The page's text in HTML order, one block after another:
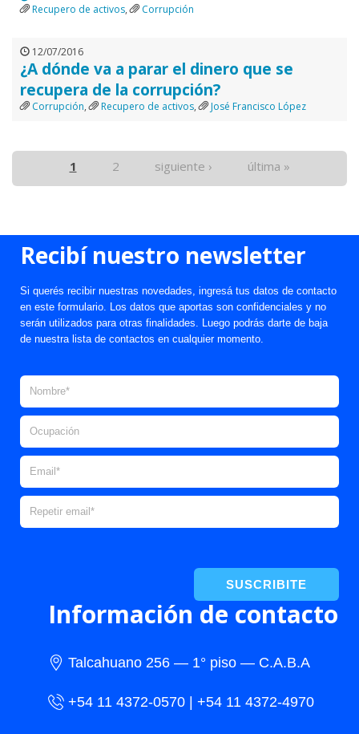
Recupero de activos, Corrupción
12/07/2016
¿A dónde va a parar el dinero que se
recupera de la corrupción?
Corrupción, Recupero de activos, José Francisco López
1 2 siguiente › última »
Recibí nuestro newsletter
Si querés recibir nuestras novedades, ingresá tus datos de contacto
en este formulario. Los datos que aportas son confidenciales y no
serán utilizados para otras finalidades. Luego podrás darte de baja
de nuestra lista de contactos en cualquier momento.
SUSCRIBITE
Información de contacto
Talcahuano 256 — 1° piso — C.A.B.A
+54 11 4372-0570 | +54 11 4372-4970